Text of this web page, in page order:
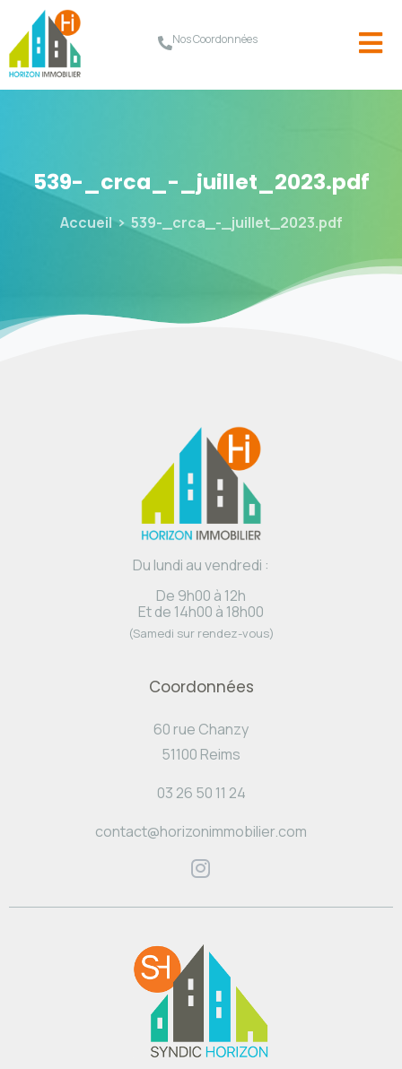
Nos Coordonnées
539-_crca_-_juillet_2023.pdf
Accueil 539-_crca_-_juillet_2023.pdf
Du lundi au vendredi :
De 9h00 à 12h
Et de 14h00 à 18h00
(Samedi sur rendez-vous)
Coordonnées
60 rue Chanzy
51100 Reims
03 26 50 11 24
contact@horizonimmobilier.com